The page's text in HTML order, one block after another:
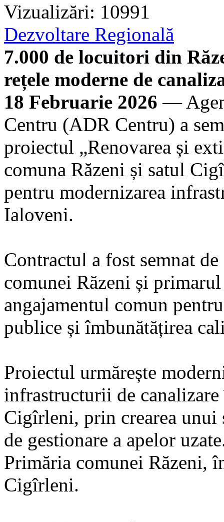
Vizualizări: 10991
Dezvoltare Regională
7.000 de locuitori din
rețele moderne de
18 Februarie 2026 —
Centru (ADR Centru) a
proiectul „Renovarea și
comuna Răzeni și satul
pentru modernizarea
Ialoveni.
Contractul a fost semnat
comunei Răzeni și
angajamentul comun
publice și îmbunătățirea
Proiectul urmărește
infrastructurii de
Cigîrleni, prin crearea
de gestionare a apelor
Primăria comunei Răzeni,
Cigîrleni.